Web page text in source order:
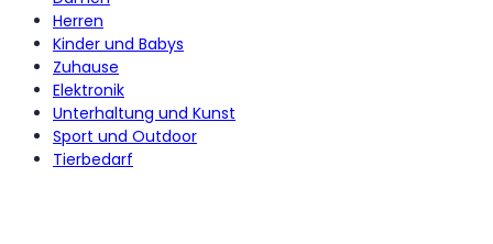
Herren
Kinder und Babys
Zuhause
Elektronik
Unterhaltung und Kunst
Sport und Outdoor
Tierbedarf